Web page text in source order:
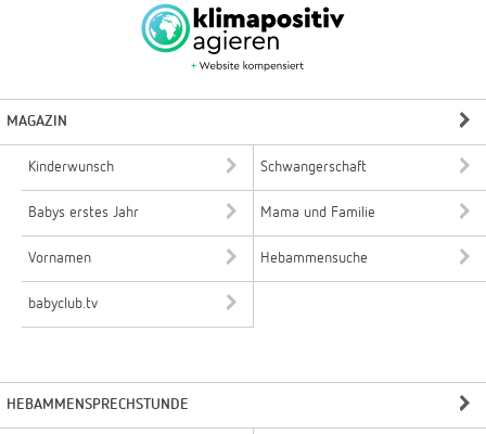
MAGAZIN
Kinderwunsch Schwangerschaft
Babys erstes Jahr Mama und Familie
Vornamen Hebammensuche
babyclub.tv
HEBAMMENSPRECHSTUNDE